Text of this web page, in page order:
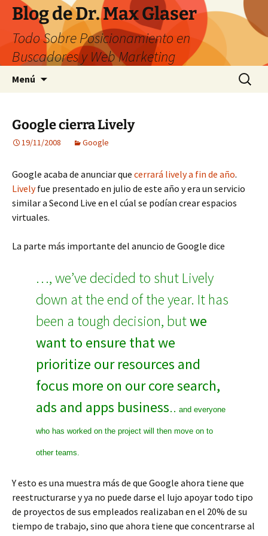
Saltar
contenido
Blog de Dr. Max Glaser
Todo Sobre Posicionamiento en
Buscadores y Web Marketing
Menú Buscar:
Google cierra Lively
19/11/2008 Google
Google acaba de anunciar que cerrará lively a fin de año.
Livelyfue presentado en julio de este año y era un servicio
similar a Second Live en el cúal se podían crear espacios
virtuales.
La parte más importante del anuncio de Google dice
…, we’ve decided to shut Lively
down at the end of the year. It has
been a tough decision, butwe
want to ensure that we
prioritize our resources and
focus more on our core search,
ads and apps business.. and everyone
who has worked on the project will then move on to
other teams.
Y esto es una muestra más de que Google ahora tiene que
reestructurarse y ya no puede darse el lujo apoyar todo tipo
de proyectos de sus empleados realizaban en el 20% de su
tiempo de trabajo, sino que ahora tiene que concentrarse al